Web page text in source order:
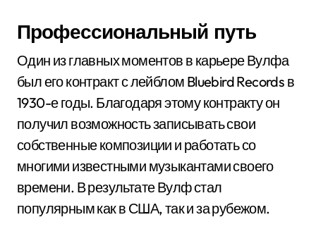
Профессиональный путь
Один из главных моментов в карьере Вулфа
был его контракт с лейблом Bluebird Records в
1930-е годы. Благодаря этому контракту он
получил возможность записывать свои
собственные композиции и работать со
многими известными музыкантами своего
времени. В результате Вулф стал
популярным как в США, так и за рубежом.